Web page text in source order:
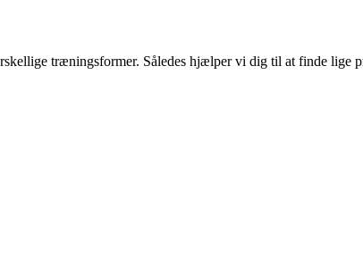
træningsformer. Således hjælper vi dig til at finde